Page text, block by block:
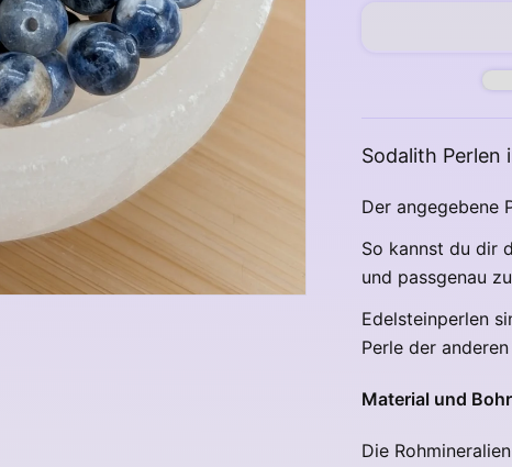
Sodalith Perlen
Der angegebene
So kannst du dir
und passgenau
Edelsteinperlen
Perle der anderen
Material und
Die